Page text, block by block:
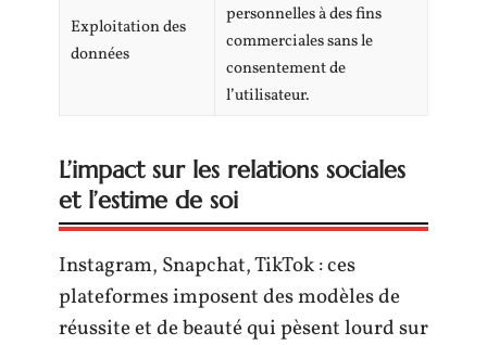
Exploitation des
données
personnelles à des fins
commerciales sans le
consentement de
l’utilisateur.
L’impact sur les relations sociales
et l’estime de soi
Instagram, Snapchat, TikTok : ces
plateformes imposent des modèles de
réussite et de beauté qui pèsent lourd sur